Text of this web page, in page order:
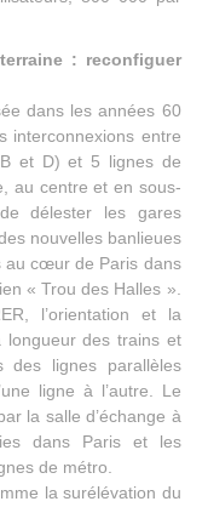
: reconfiguer
dans les années 60
interconnexions entre
et D) et 5 lignes de
au centre et en sous-
délester les gares
nouvelles banlieues
au cœur de Paris dans
« Trou des Halles ».
l’orientation et la
longueur des trains et
des lignes parallèles
ligne à l’autre. Le
la salle d’échange à
dans Paris et les
de métro.
la surélévation du